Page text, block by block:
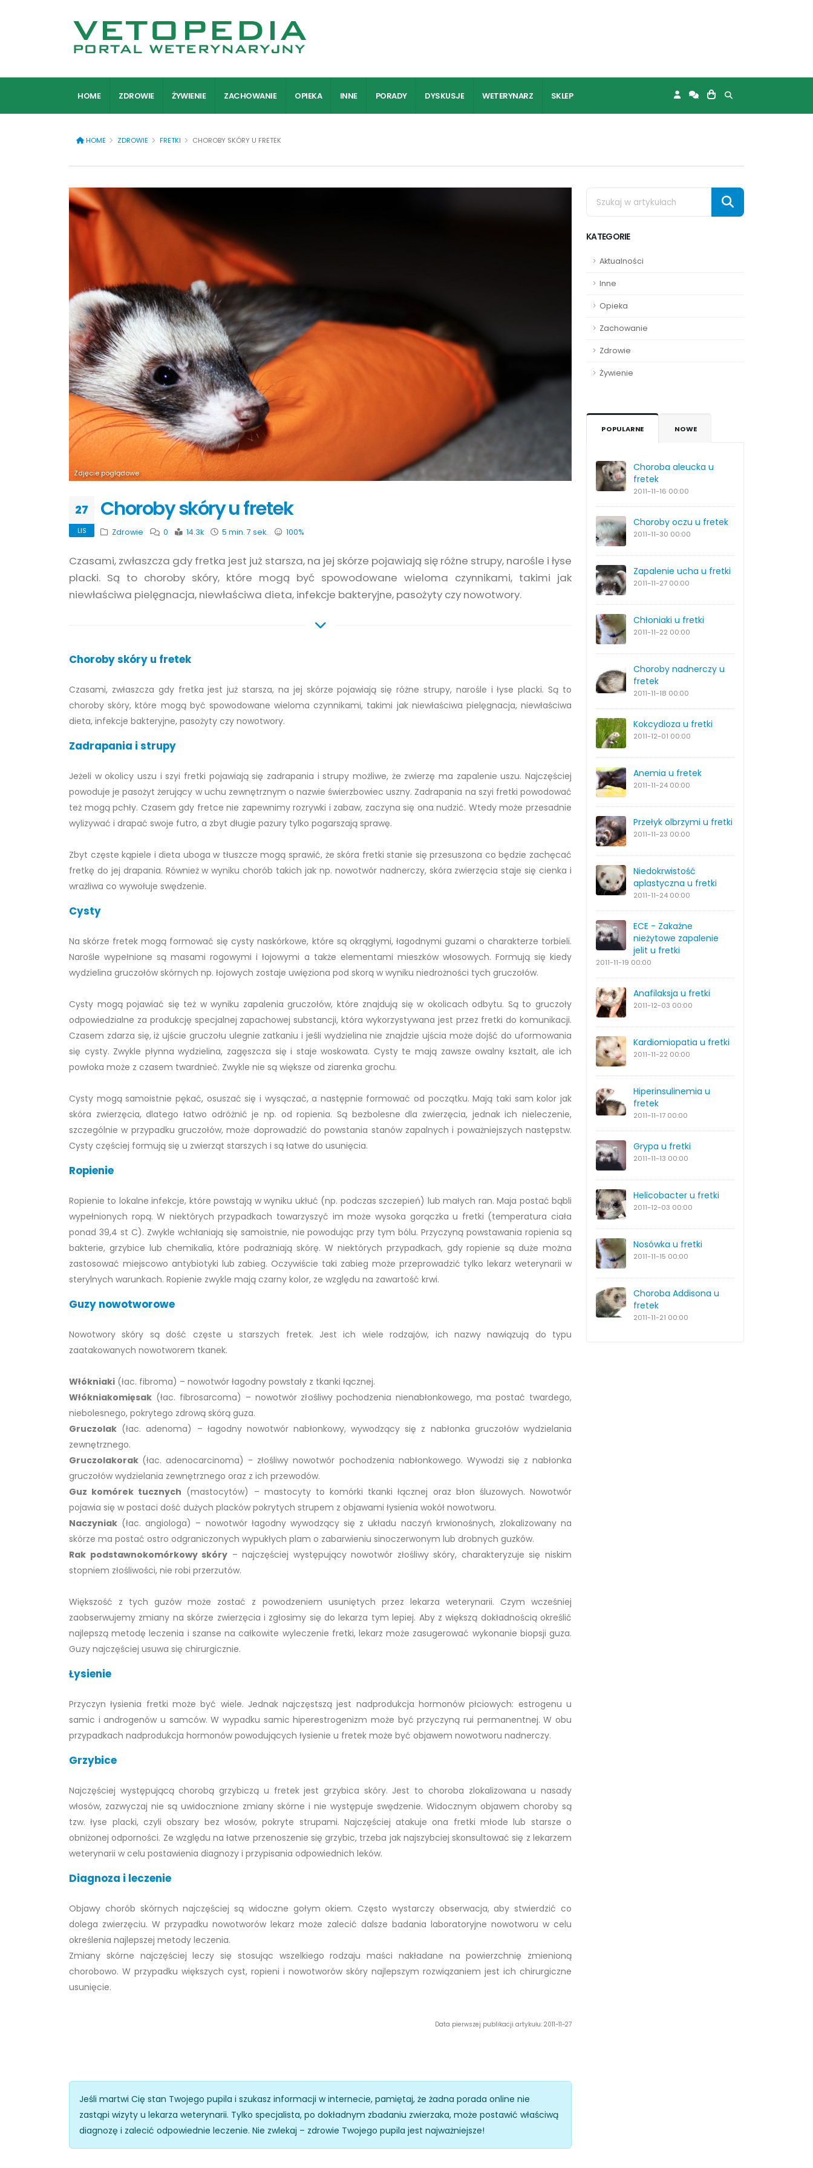
HOME ZDROWIE ŻYWIENIE ZACHOWANIE OPIEKA INNE PORADY DYSKUSJE WETERYNARZ SKLEP
HOME ZDROWIE FRETKI CHOROBY SKÓRY U FRETEK
KATEGORIE
Aktualności
Inne
Opieka
Zachowanie
Zdrowie
Żywienie
POPULARNE NOWE
Choroba aleucka u
fretek
2011-11-16 00:00
Choroby oczu u fretek
2011-11-30 00:00
Zapalenie ucha u fretki
2011-11-27 00:00
Chłoniaki u fretki
2011-11-22 00:00
Choroby nadnerczy u
fretek
2011-11-18 00:00
Kokcydioza u fretki
2011-12-01 00:00
Anemia u fretek
2011-11-24 00:00
Przełyk olbrzymi u fretki
2011-11-23 00:00
Niedokrwistość
aplastyczna u fretki
2011-11-24 00:00
ECE - Zakaźne
nieżytowe zapalenie
jelit u fretki
2011-11-19 00:00
Anafilaksja u fretki
2011-12-03 00:00
Kardiomiopatia u fretki
2011-11-22 00:00
Hiperinsulinemia u
fretek
2011-11-17 00:00
Grypa u fretki
2011-11-13 00:00
Helicobacter u fretki
2011-12-03 00:00
Nosówka u fretki
2011-11-15 00:00
Choroba Addisona u
fretek
2011-11-21 00:00
Zdjęcie poglądowe
27
LIS
Choroby skóry u fretek
Zdrowie 0 14.3k 5 min. 7 sek. 100%
Czasami, zwłaszcza gdy fretka jest już starsza, na jej skórze pojawiają się różne strupy, narośle i łyse
placki. Są to choroby skóry, które mogą być spowodowane wieloma czynnikami, takimi jak
niewłaściwa pielęgnacja, niewłaściwa dieta, infekcje bakteryjne, pasożyty czy nowotwory.
Choroby skóry u fretek
Czasami, zwłaszcza gdy fretka jest już starsza, na jej skórze pojawiają się różne strupy, narośle i łyse placki. Są to
choroby skóry, które mogą być spowodowane wieloma czynnikami, takimi jak niewłaściwa pielęgnacja, niewłaściwa
dieta, infekcje bakteryjne, pasożyty czy nowotwory.
Zadrapania i strupy
Jeżeli w okolicy uszu i szyi fretki pojawiają się zadrapania i strupy możliwe, że zwierzę ma zapalenie uszu. Najczęściej
powoduje je pasożyt żerujący w uchu zewnętrznym o nazwie świerzbowiec uszny. Zadrapania na szyi fretki powodować
też mogą pchły. Czasem gdy fretce nie zapewnimy rozrywki i zabaw, zaczyna się ona nudzić. Wtedy może przesadnie
wylizywać i drapać swoje futro, a zbyt długie pazury tylko pogarszają sprawę.
Zbyt częste kąpiele i dieta uboga w tłuszcze mogą sprawić, że skóra fretki stanie się przesuszona co będzie zachęcać
fretkę do jej drapania. Również w wyniku chorób takich jak np. nowotwór nadnerczy, skóra zwierzęcia staje się cienka i
wrażliwa co wywołuje swędzenie.
Cysty
Na skórze fretek mogą formować się cysty naskórkowe, które są okrągłymi, łagodnymi guzami o charakterze torbieli.
Narośle wypełnione są masami rogowymi i łojowymi a także elementami mieszków włosowych. Formują się kiedy
wydzielina gruczołów skórnych np. łojowych zostaje uwięziona pod skorą w wyniku niedrożności tych gruczołów.
Cysty mogą pojawiać się też w wyniku zapalenia gruczołów, które znajdują się w okolicach odbytu. Są to gruczoły
odpowiedzialne za produkcję specjalnej zapachowej substancji, która wykorzystywana jest przez fretki do komunikacji.
Czasem zdarza się, iż ujście gruczołu ulegnie zatkaniu i jeśli wydzielina nie znajdzie ujścia może dojść do uformowania
się cysty. Zwykle płynna wydzielina, zagęszcza się i staje woskowata. Cysty te mają zawsze owalny kształt, ale ich
powłoka może z czasem twardnieć. Zwykle nie są większe od ziarenka grochu.
Cysty mogą samoistnie pękać, osuszać się i wysączać, a następnie formować od początku. Mają taki sam kolor jak
skóra zwierzęcia, dlatego łatwo odróżnić je np. od ropienia. Są bezbolesne dla zwierzęcia, jednak ich nieleczenie,
szczególnie w przypadku gruczołów, może doprowadzić do powstania stanów zapalnych i poważniejszych następstw.
Cysty częściej formują się u zwierząt starszych i są łatwe do usunięcia.
Ropienie
Ropienie to lokalne infekcje, które powstają w wyniku ukłuć (np. podczas szczepień) lub małych ran. Maja postać bąbli
wypełnionych ropą. W niektórych przypadkach towarzyszyć im może wysoka gorączka u fretki (temperatura ciała
ponad 39,4 st C). Zwykle wchłaniają się samoistnie, nie powodując przy tym bólu. Przyczyną powstawania ropienia są
bakterie, grzybice lub chemikalia, które podrażniają skórę. W niektórych przypadkach, gdy ropienie są duże można
zastosować miejscowo antybiotyki lub zabieg. Oczywiście taki zabieg może przeprowadzić tylko lekarz weterynarii w
sterylnych warunkach. Ropienie zwykle mają czarny kolor, ze względu na zawartość krwi.
Guzy nowotworowe
Nowotwory skóry są dość częste u starszych fretek. Jest ich wiele rodzajów, ich nazwy nawiązują do typu
zaatakowanych nowotworem tkanek.
Włókniaki (łac. fibroma) – nowotwór łagodny powstały z tkanki łącznej.
Włókniakomięsak (łac. fibrosarcoma) – nowotwór złośliwy pochodzenia nienabłonkowego, ma postać twardego,
niebolesnego, pokrytego zdrową skórą guza.
Gruczolak (łac. adenoma) – łagodny nowotwór nabłonkowy, wywodzący się z nabłonka gruczołów wydzielania
zewnętrznego.
Gruczolakorak (łac. adenocarcinoma) - złośliwy nowotwór pochodzenia nabłonkowego. Wywodzi się z nabłonka
gruczołów wydzielania zewnętrznego oraz z ich przewodów.
Guz komórek tucznych (mastocytów) – mastocyty to komórki tkanki łącznej oraz błon śluzowych. Nowotwór
pojawia się w postaci dość dużych placków pokrytych strupem z objawami łysienia wokół nowotworu.
Naczyniak (łac. angiologa) – nowotwór łagodny wywodzący się z układu naczyń krwionośnych, zlokalizowany na
skórze ma postać ostro odgraniczonych wypukłych plam o zabarwieniu sinoczerwonym lub drobnych guzków.
Rak podstawnokomórkowy skóry – najczęściej występujący nowotwór złośliwy skóry, charakteryzuje się niskim
stopniem złośliwości, nie robi przerzutów.
Większość z tych guzów może zostać z powodzeniem usuniętych przez lekarza weterynarii. Czym wcześniej
zaobserwujemy zmiany na skórze zwierzęcia i zgłosimy się do lekarza tym lepiej. Aby z większą dokładnością określić
najlepszą metodę leczenia i szanse na całkowite wyleczenie fretki, lekarz może zasugerować wykonanie biopsji guza.
Guzy najczęściej usuwa się chirurgicznie.
Łysienie
Przyczyn łysienia fretki może być wiele. Jednak najczęstszą jest nadprodukcja hormonów płciowych: estrogenu u
samic i androgenów u samców. W wypadku samic hiperestrogenizm może być przyczyną rui permanentnej. W obu
przypadkach nadprodukcja hormonów powodujących łysienie u fretek może być objawem nowotworu nadnerczy.
Grzybice
Najczęściej występującą chorobą grzybiczą u fretek jest grzybica skóry. Jest to choroba zlokalizowana u nasady
włosów, zazwyczaj nie są uwidocznione zmiany skórne i nie występuje swędzenie. Widocznym objawem choroby są
tzw. łyse placki, czyli obszary bez włosów, pokryte strupami. Najczęściej atakuje ona fretki młode lub starsze o
obniżonej odporności. Ze względu na łatwe przenoszenie się grzybic, trzeba jak najszybciej skonsultować się z lekarzem
weterynarii w celu postawienia diagnozy i przypisania odpowiednich leków.
Diagnoza i leczenie
Objawy chorób skórnych najczęściej są widoczne gołym okiem. Często wystarczy obserwacja, aby stwierdzić co
dolega zwierzęciu. W przypadku nowotworów lekarz może zalecić dalsze badania laboratoryjne nowotworu w celu
określenia najlepszej metody leczenia.
Zmiany skórne najczęściej leczy się stosując wszelkiego rodzaju maści nakładane na powierzchnię zmienioną
chorobowo. W przypadku większych cyst, ropieni i nowotworów skóry najlepszym rozwiązaniem jest ich chirurgiczne
usunięcie.
Data pierwszej publikacji artykułu: 2011-11-27
Jeśli martwi Cię stan Twojego pupila i szukasz informacji w internecie, pamiętaj, że żadna porada online nie
zastąpi wizyty u lekarza weterynarii. Tylko specjalista, po dokładnym zbadaniu zwierzaka, może postawić właściwą
diagnozę i zalecić odpowiednie leczenie. Nie zwlekaj – zdrowie Twojego pupila jest najważniejsze!